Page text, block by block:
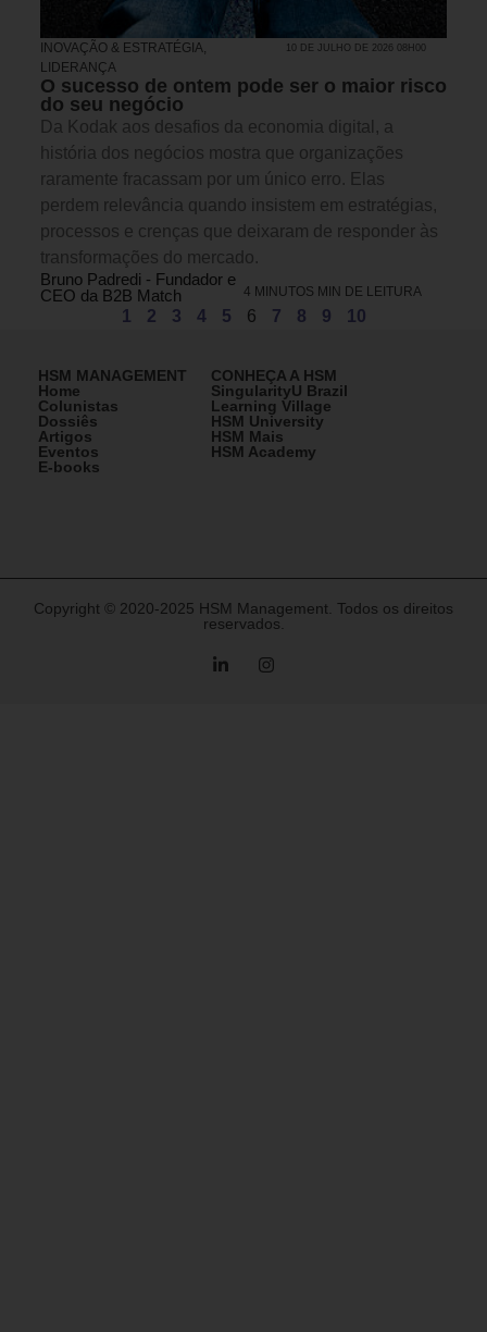
INOVAÇÃO & ESTRATÉGIA,
LIDERANÇA
10 DE JULHO DE 2026 08H00
O sucesso de ontem pode ser o maior risco
do seu negócio
Da Kodak aos desafios da economia digital, a
história dos negócios mostra que organizações
raramente fracassam por um único erro. Elas
perdem relevância quando insistem em estratégias,
processos e crenças que deixaram de responder às
transformações do mercado.
Bruno Padredi - Fundador e
CEO da B2B Match
4 MINUTOS MIN DE LEITURA
1 2 3 4 5 6 7 8 9 10
HSM MANAGEMENT
Home
Colunistas
Dossiês
Artigos
Eventos
E-books
CONHEÇA A HSM
SingularityU Brazil
Learning Village
HSM University
HSM Mais
HSM Academy
Copyright © 2020-2025 HSM Management. Todos os direitos
reservados.